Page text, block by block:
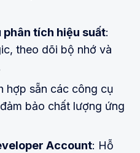
tích hiệu suất:
theo dõi bộ nhớ và
hợp sẵn các công cụ
bảo chất lượng ứng
Account: Hỗ